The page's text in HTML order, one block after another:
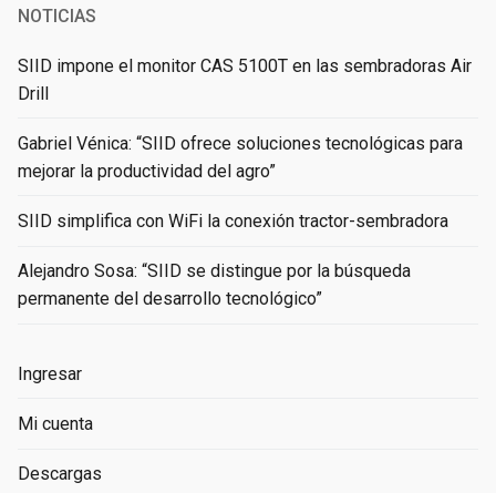
NOTICIAS
SIID impone el monitor CAS 5100T en las sembradoras Air
Drill
Gabriel Vénica: “SIID ofrece soluciones tecnológicas para
mejorar la productividad del agro”
SIID simplifica con WiFi la conexión tractor-sembradora
Alejandro Sosa: “SIID se distingue por la búsqueda
permanente del desarrollo tecnológico”
Ingresar
Mi cuenta
Descargas